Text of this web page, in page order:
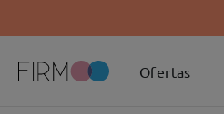
Ofertas